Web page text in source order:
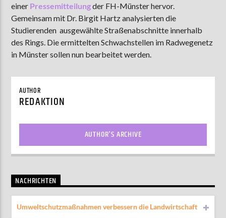
AKTUELLE SENDUNG
MOEBIUS
00:00 09:00
einer Pressemitteilungder FH-Münster hervor.
Gemeinsam mit Dr. Birgit Hartz analysierten die
Studierenden ausgewählte Straßenabschnitte innerhalb
des Rings. Die ermittelten Schwachstellen im Radwegenetz
in Münster sollen nun bearbeitet werden.
AUTHOR
REDAKTION
AUTHOR'S ARCHIVE
NACHRICHTEN
Umweltschutzmaßnahmen verbessern die Landwirtschaft